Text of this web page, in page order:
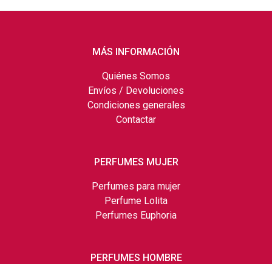
MÁS INFORMACIÓN
Quiénes Somos
Envíos / Devoluciones
Condiciones generales
Contactar
PERFUMES MUJER
Perfumes para mujer
Perfume Lolita
Perfumes Euphoria
PERFUMES HOMBRE